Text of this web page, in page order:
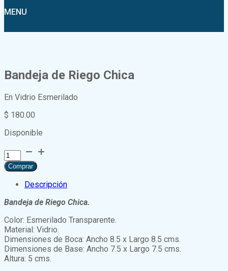
MENU
Bandeja de Riego Chica
En Vidrio Esmerilado
$ 180.00
Disponible
Bandeja
de
Riego
cantidad
Comprar
Descripción
Bandeja de Riego Chica.
Color: Esmerilado Transparente.
Material: Vidrio.
Dimensiones de Boca: Ancho 8.5 x Largo 8.5 cms.
Dimensiones de Base: Ancho 7.5 x Largo 7.5 cms.
Altura: 5 cms.